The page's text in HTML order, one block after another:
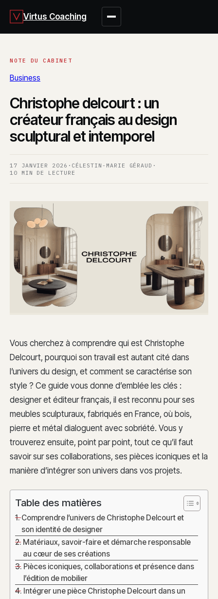
Virtus Coaching
Business
Christophe delcourt : un
créateur français au design
sculptural et intemporel
17 JANVIER 2026 · CÉLESTIN-MARIE GÉRAUD ·
10 MIN DE LECTURE
Vous cherchez à comprendre qui est Christophe
Delcourt, pourquoi son travail est autant cité dans
l’univers du design, et comment se caractérise son
style ? Ce guide vous donne d’emblée les clés :
designer et éditeur français, il est reconnu pour ses
meubles sculpturaux, fabriqués en France, où bois,
pierre et métal dialoguent avec sobriété. Vous y
trouverez ensuite, point par point, tout ce qu’il faut
savoir sur ses collaborations, ses pièces iconiques et la
manière d’intégrer son univers dans vos projets.
Table des matières
Comprendre l’univers de Christophe Delcourt et
son identité de designer
Matériaux, savoir-faire et démarche responsable
au cœur de ses créations
Pièces iconiques, collaborations et présence dans
l’édition de mobilier
Intégrer une pièce Christophe Delcourt dans un